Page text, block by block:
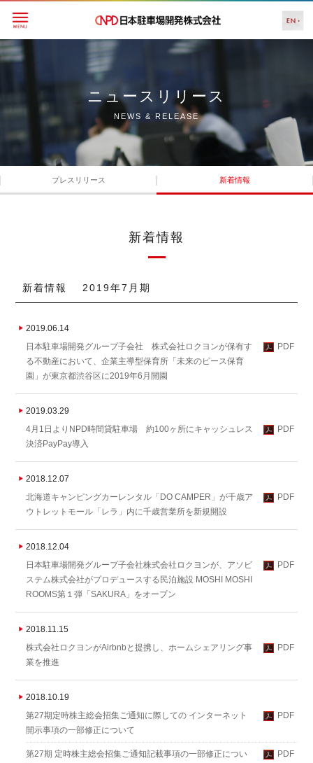
ニュースリリース
NEWS & RELEASE
プレスリリース 新着情報
新着情報
新着情報 2019年7月期
2019.06.14
日本駐車場開発グループ子会社 株式会社ロクヨンが保有す
る不動産において、企業主導型保育所「未来のピース保育
園」が東京都渋谷区に2019年6月開園
PDF
2019.03.29
4月1日よりNPD時間貸駐車場 約100ヶ所にキャッシュレス
決済PayPay導入
PDF
2018.12.07
北海道キャンピングカーレンタル「DO CAMPER」が千歳ア
ウトレットモール「レラ」内に千歳営業所を新規開設
PDF
2018.12.04
日本駐車場開発グループ子会社株式会社ロクヨンが、アソビ
ステム株式会社がプロデュースする民泊施設 MOSHI MOSHI
ROOMS第１弾「SAKURA」をオープン
PDF
2018.11.15
株式会社ロクヨンがAirbnbと提携し、ホームシェアリング事
業を推進
PDF
2018.10.19
第27期定時株主総会招集ご通知に際しての インターネット
開示事項の一部修正について
PDF
第27期 定時株主総会招集ご通知記載事項の一部修正につい
PDF